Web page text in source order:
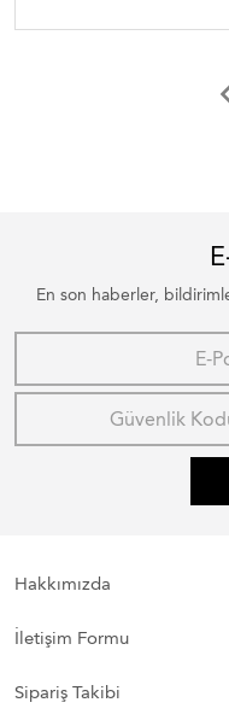
En son haberler,
Hakkımızda
İletişim Formu
Sipariş Takibi